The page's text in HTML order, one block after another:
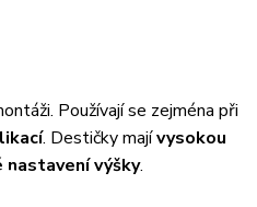
Používají se zejména při
. Destičky majívysokou
nastavení výšky.